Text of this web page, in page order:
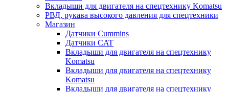
Вкладыши для двигателя на спецтехнику Komatsu
РВД, рукава высокого давления для спецтехники
Магазин
Датчики Cummins
Датчики CAT
Вкладыши для двигателя на спецтехнику
Komatsu
Вкладыши для двигателя на спецтехнику
Komatsu
Вкладыши для двигателя на спецтехнику